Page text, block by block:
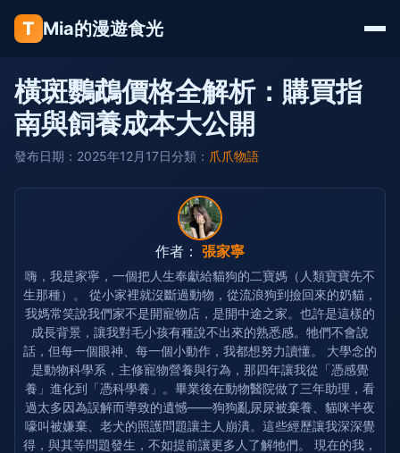
T Mia的漫遊食光
橫斑鸚鵡價格全解析：購買指
南與飼養成本大公開
發布日期：2025年12月17日分類： 爪爪物語
作者： 張家寧
嗨，我是家寧，一個把人生奉獻給貓狗的二寶媽（人類寶寶先不
生那種）。 從小家裡就沒斷過動物，從流浪狗到撿回來的奶貓，
我媽常笑說我們家不是開寵物店，是開中途之家。也許是這樣的
成長背景，讓我對毛小孩有種說不出來的熟悉感。牠們不會說
話，但每一個眼神、每一個小動作，我都想努力讀懂。 大學念的
是動物科學系，主修寵物營養與行為，那四年讓我從「憑感覺
養」進化到「憑科學養」。畢業後在動物醫院做了三年助理，看
過太多因為誤解而導致的遺憾——狗狗亂尿尿被棄養、貓咪半夜
嚎叫被嫌棄、老犬的照護問題讓主人崩潰。這些經歷讓我深深覺
得，與其等問題發生，不如提前讓更多人了解牠們。 現在的我，